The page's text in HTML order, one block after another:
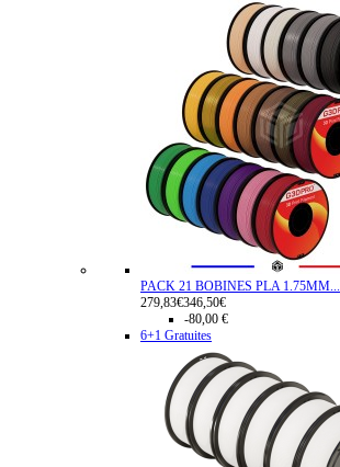
PACK 21 BOBINES PLA 1.75MM...
279,83€346,50€
-80,00 €
6+1 Gratuites